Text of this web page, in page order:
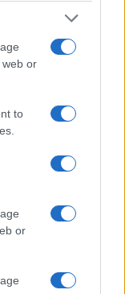
web or
to
or
κλίμα
στην